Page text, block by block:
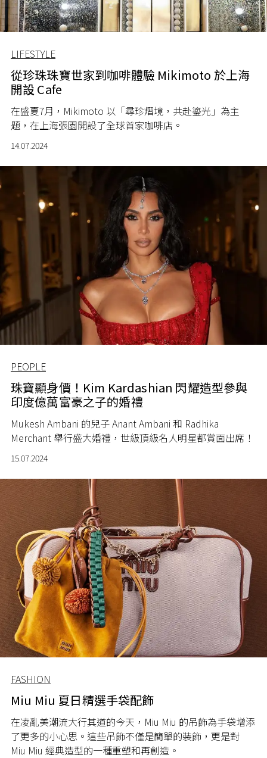
LIFESTYLE
從珍珠珠寶世家到咖啡體驗 Mikimoto 於上海
開設 Cafe
在盛夏7月， Mikimoto 以「尋珍熠境，共赴鎏光」為主
題，在上海張園開設了全球首家咖啡店。
14.07.2024
PEOPLE
珠寶顯身價！Kim Kardashian 閃耀造型參與
印度億萬富豪之子的婚禮
Mukesh Ambani 的兒子Anant Ambani 和 Radhika
Merchant 舉行盛大婚禮，世級頂級名人明星都賞面出席！
15.07.2024
FASHION
Miu Miu 夏日精選手袋配飾
在凌亂美潮流大行其道的今天， Miu Miu 的吊飾為手袋增添
了更多的小心思。這些吊飾不僅是簡單的裝飾，更是對
Miu Miu 經典造型的一種重塑和再創造。